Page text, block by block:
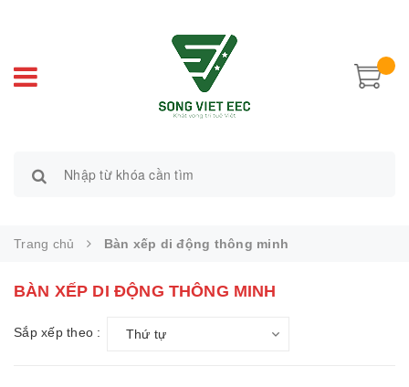
Trang chủ Bàn xếp di động thông minh
BÀN XẾP DI ĐỘNG THÔNG MINH
Sắp xếp theo : Thứ tự